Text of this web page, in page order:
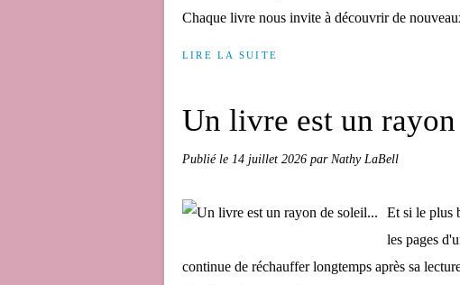
Chaque livre nous invite à découvrir de
LIRE LA SUITE
Un livre est un
Publié le 14 juillet 2026 par Nathy LaBell
Et si le plus
les pages
continue de réchauffer longtemps après sa